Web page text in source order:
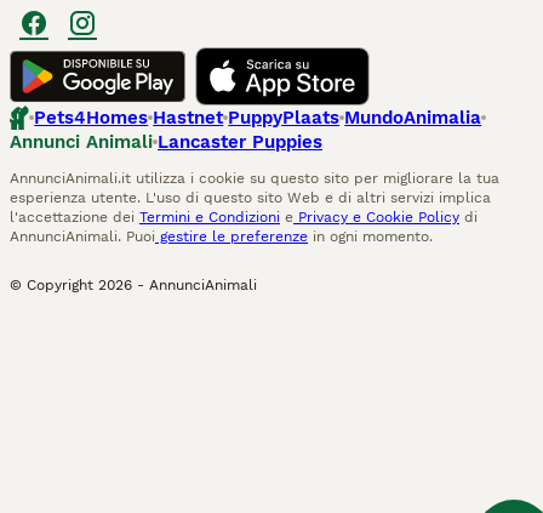
Pets4Homes Hastnet PuppyPlaats MundoAnimalia
Annunci Animali Lancaster Puppies
AnnunciAnimali.it utilizza i cookie su questo sito per migliorare la tua
esperienza utente. L'uso di questo sito Web e di altri servizi implica
l'accettazione dei Termini e Condizioni e Privacy e Cookie Policy di
AnnunciAnimali. Puoi gestire le preferenze in ogni momento.
© Copyright 2026 - AnnunciAnimali